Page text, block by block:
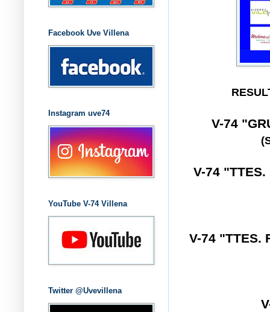
V-74
V-74
V-74 "TTES.
Facebook Uve Villena
Instagram uve74
YouTube V-74 Villena
Twitter @Uvevillena